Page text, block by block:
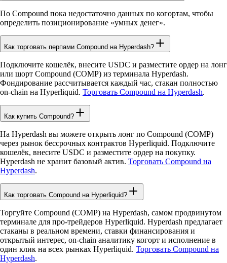
По Compound пока недостаточно данных по когортам, чтобы
определить позиционирование «умных денег».
Как торговать перпами Compound на Hyperdash?
Подключите кошелёк, внесите USDC и разместите ордер на лонг
или шорт Compound (COMP) из терминала Hyperdash.
Фондирование рассчитывается каждый час, стакан полностью
on-chain на Hyperliquid. Торговать Compound на Hyperdash.
Как купить Compound?
На Hyperdash вы можете открыть лонг по Compound (COMP)
через рынок бессрочных контрактов Hyperliquid. Подключите
кошелёк, внесите USDC и разместите ордер на покупку.
Hyperdash не хранит базовый актив. Торговать Compound на
Hyperdash.
Как торговать Compound на Hyperliquid?
Торгуйте Compound (COMP) на Hyperdash, самом продвинутом
терминале для про-трейдеров Hyperliquid. Hyperdash предлагает
стаканы в реальном времени, ставки финансирования и
открытый интерес, on-chain аналитику когорт и исполнение в
один клик на всех рынках Hyperliquid. Торговать Compound на
Hyperdash.